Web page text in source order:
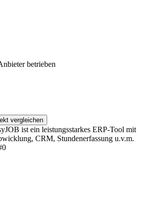
betrieben
vergleichen
ist ein leistungsstarkes ERP-Tool mit
CRM, Stundenerfassung u.v.m.